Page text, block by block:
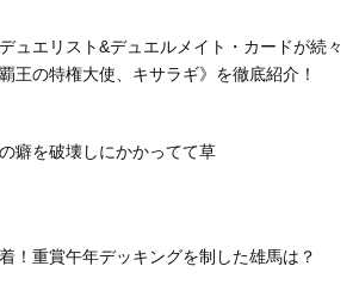
ュエリスト&デュエルメイト・カードが続々
王の特権大使、キサラギ》を徹底紹介！
癖を破壊しにかかってて草
！重賞午年デッキングを制した雄馬は？